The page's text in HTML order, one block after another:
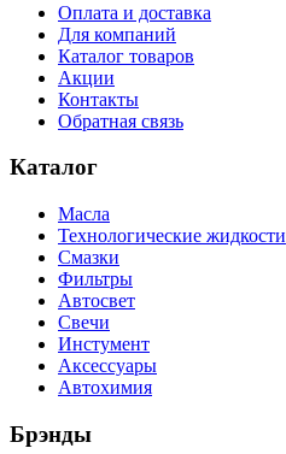
Оплата и доставка
Для компаний
Каталог товаров
Акции
Контакты
Обратная связь
Каталог
Масла
Технологические жидкости
Смазки
Фильтры
Автосвет
Свечи
Инстумент
Аксессуары
Автохимия
Брэнды